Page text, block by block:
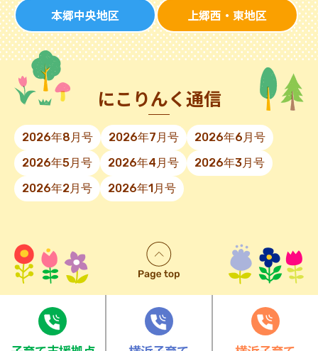
本郷中央地区 上郷西・東地区
にこりんく通信
2026年8月号 2026年7月号
2026年6月号
2026年5月号
2026年4月号
2026年3月号
2026年2月号
2026年1月号